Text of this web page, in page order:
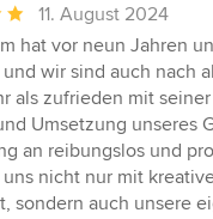
11. August 2024
hat vor neun Jahren
wir sind auch nach
als zufrieden mit
Umsetzung unseres
an reibungslos und
nicht nur mit
sondern auch unsere